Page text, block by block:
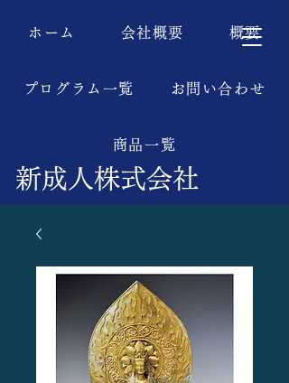
新成人株式会社
ホーム 会社概要 概要
プログラム一覧 お問い合わせ
商品一覧